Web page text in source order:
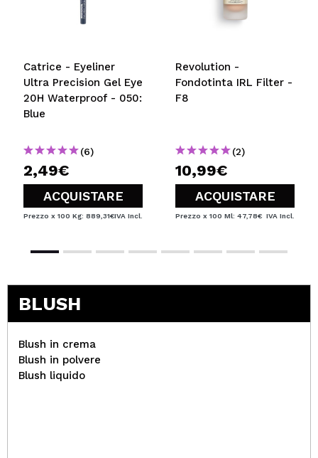
Catrice - Eyeliner
Ultra Precision Gel Eye
20H Waterproof - 050:
Blue
(6)
2,49€
ACQUISTARE
Prezzo x 100 Kg: 889,31€IVA Incl.
Revolution -
Fondotinta IRL Filter -
F8
(2)
10,99€
ACQUISTARE
Prezzo x 100 Ml: 47,78€ IVA Incl.
BLUSH
Blush in crema
Blush in polvere
Blush liquido